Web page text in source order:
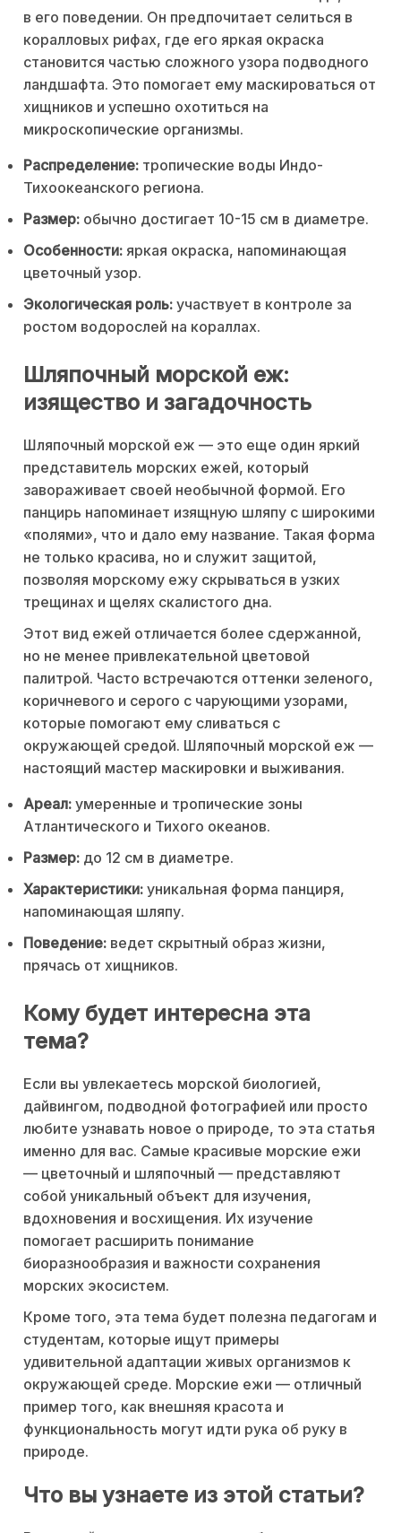
в его поведении. Он предпочитает селиться в
коралловых рифах, где его яркая окраска
становится частью сложного узора подводного
ландшафта. Это помогает ему маскироваться от
хищников и успешно охотиться на
микроскопические организмы.
Распределение: тропические воды Индо-
Тихоокеанского региона.
Размер: обычно достигает 10-15 см в диаметре.
Особенности: яркая окраска, напоминающая
цветочный узор.
Экологическая роль: участвует в контроле за
ростом водорослей на кораллах.
Шляпочный морской еж:
изящество и загадочность
Шляпочный морской еж — это еще один яркий
представитель морских ежей, который
завораживает своей необычной формой. Его
панцирь напоминает изящную шляпу с широкими
«полями», что и дало ему название. Такая форма
не только красива, но и служит защитой,
позволяя морскому ежу скрываться в узких
трещинах и щелях скалистого дна.
Этот вид ежей отличается более сдержанной,
но не менее привлекательной цветовой
палитрой. Часто встречаются оттенки зеленого,
коричневого и серого с чарующими узорами,
которые помогают ему сливаться с
окружающей средой. Шляпочный морской еж —
настоящий мастер маскировки и выживания.
Ареал: умеренные и тропические зоны
Атлантического и Тихого океанов.
Размер: до 12 см в диаметре.
Характеристики: уникальная форма панциря,
напоминающая шляпу.
Поведение: ведет скрытный образ жизни,
прячась от хищников.
Кому будет интересна эта
тема?
Если вы увлекаетесь морской биологией,
дайвингом, подводной фотографией или просто
любите узнавать новое о природе, то эта статья
именно для вас. Самые красивые морские ежи
— цветочный и шляпочный — представляют
собой уникальный объект для изучения,
вдохновения и восхищения. Их изучение
помогает расширить понимание
биоразнообразия и важности сохранения
морских экосистем.
Кроме того, эта тема будет полезна педагогам и
студентам, которые ищут примеры
удивительной адаптации живых организмов к
окружающей среде. Морские ежи — отличный
пример того, как внешняя красота и
функциональность могут идти рука об руку в
природе.
Что вы узнаете из этой статьи?